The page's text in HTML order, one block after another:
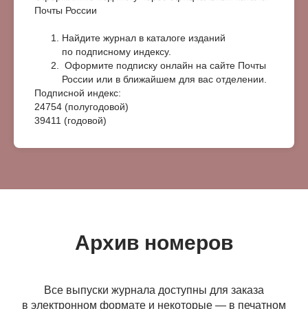
Почты России
Найдите журнал в каталоге изданий
по подписному индексу.
Оформите подписку онлайн на сайте Почты
России или в ближайшем для вас отделении.
Подписной индекс:
24754 (полугодовой)
39411 (годовой)
Архив номеров
Все выпуски журнала доступны для заказа
в электронном формате и некоторые — в печатном